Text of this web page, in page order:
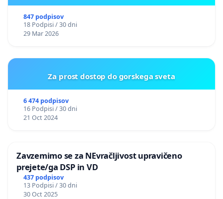
847 podpisov
18 Podpisi / 30 dni
29 Mar 2026
Za prost dostop do gorskega sveta
6 474 podpisov
16 Podpisi / 30 dni
21 Oct 2024
Zavzemimo se za NEvračljivost upravičeno
prejete/ga DSP in VD
437 podpisov
13 Podpisi / 30 dni
30 Oct 2025